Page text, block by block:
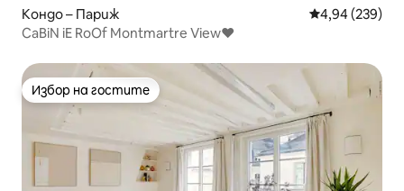
Кондо – Париж Средна
4,94 (239)
CaBiN iE RoOf Montmartre View♥
Избор на гостите
Избор на гостите